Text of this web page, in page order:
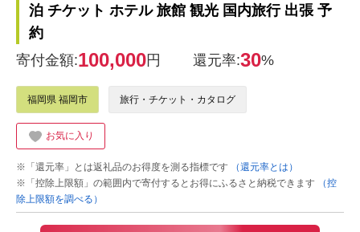
泊 チケット ホテル 旅館 観光 国内旅行 出張 予
約
寄付金額:100,000円 還元率:30%
福岡県 福岡市 旅行・チケット・カタログ
お気に入り
※「還元率」とは返礼品のお得度を測る指標です
（還元率とは）
※「控除上限額」の範囲内で寄付するとお得にふるさと納税できます
（控
除上限額を調べる）